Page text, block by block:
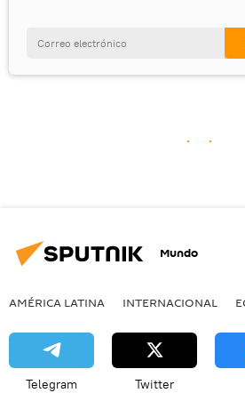
Mundo
AMÉRICA LATINA INTERNACIONAL
Telegram Twitter